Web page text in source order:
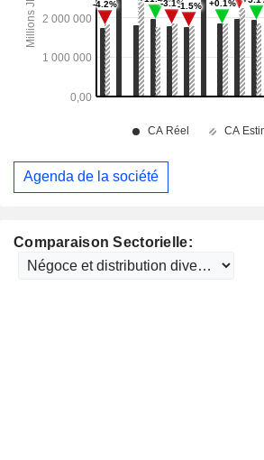
Comparaison Sectorielle:
Agenda de la société